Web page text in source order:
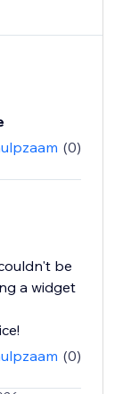
(0)
be
a widget
(0)